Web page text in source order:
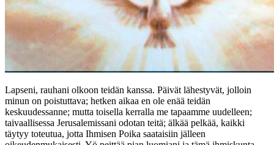
Lapseni, rauhani olkoon teidän kanssa. Päivät lähestyvät, jolloin
minun on poistuttava; hetken aikaa en ole enää teidän
keskuudessanne; mutta toisella kerralla me tapaamme uudelleen;
taivaallisessa Jerusalemissani odotan teitä; älkää pelkää, kaikki
täytyy toteutua, jotta Ihmisen Poika saataisiin jälleen